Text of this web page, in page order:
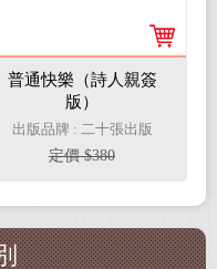
普通快樂（詩人親簽
版）
出版品牌 : 二十張出版
定價 $380